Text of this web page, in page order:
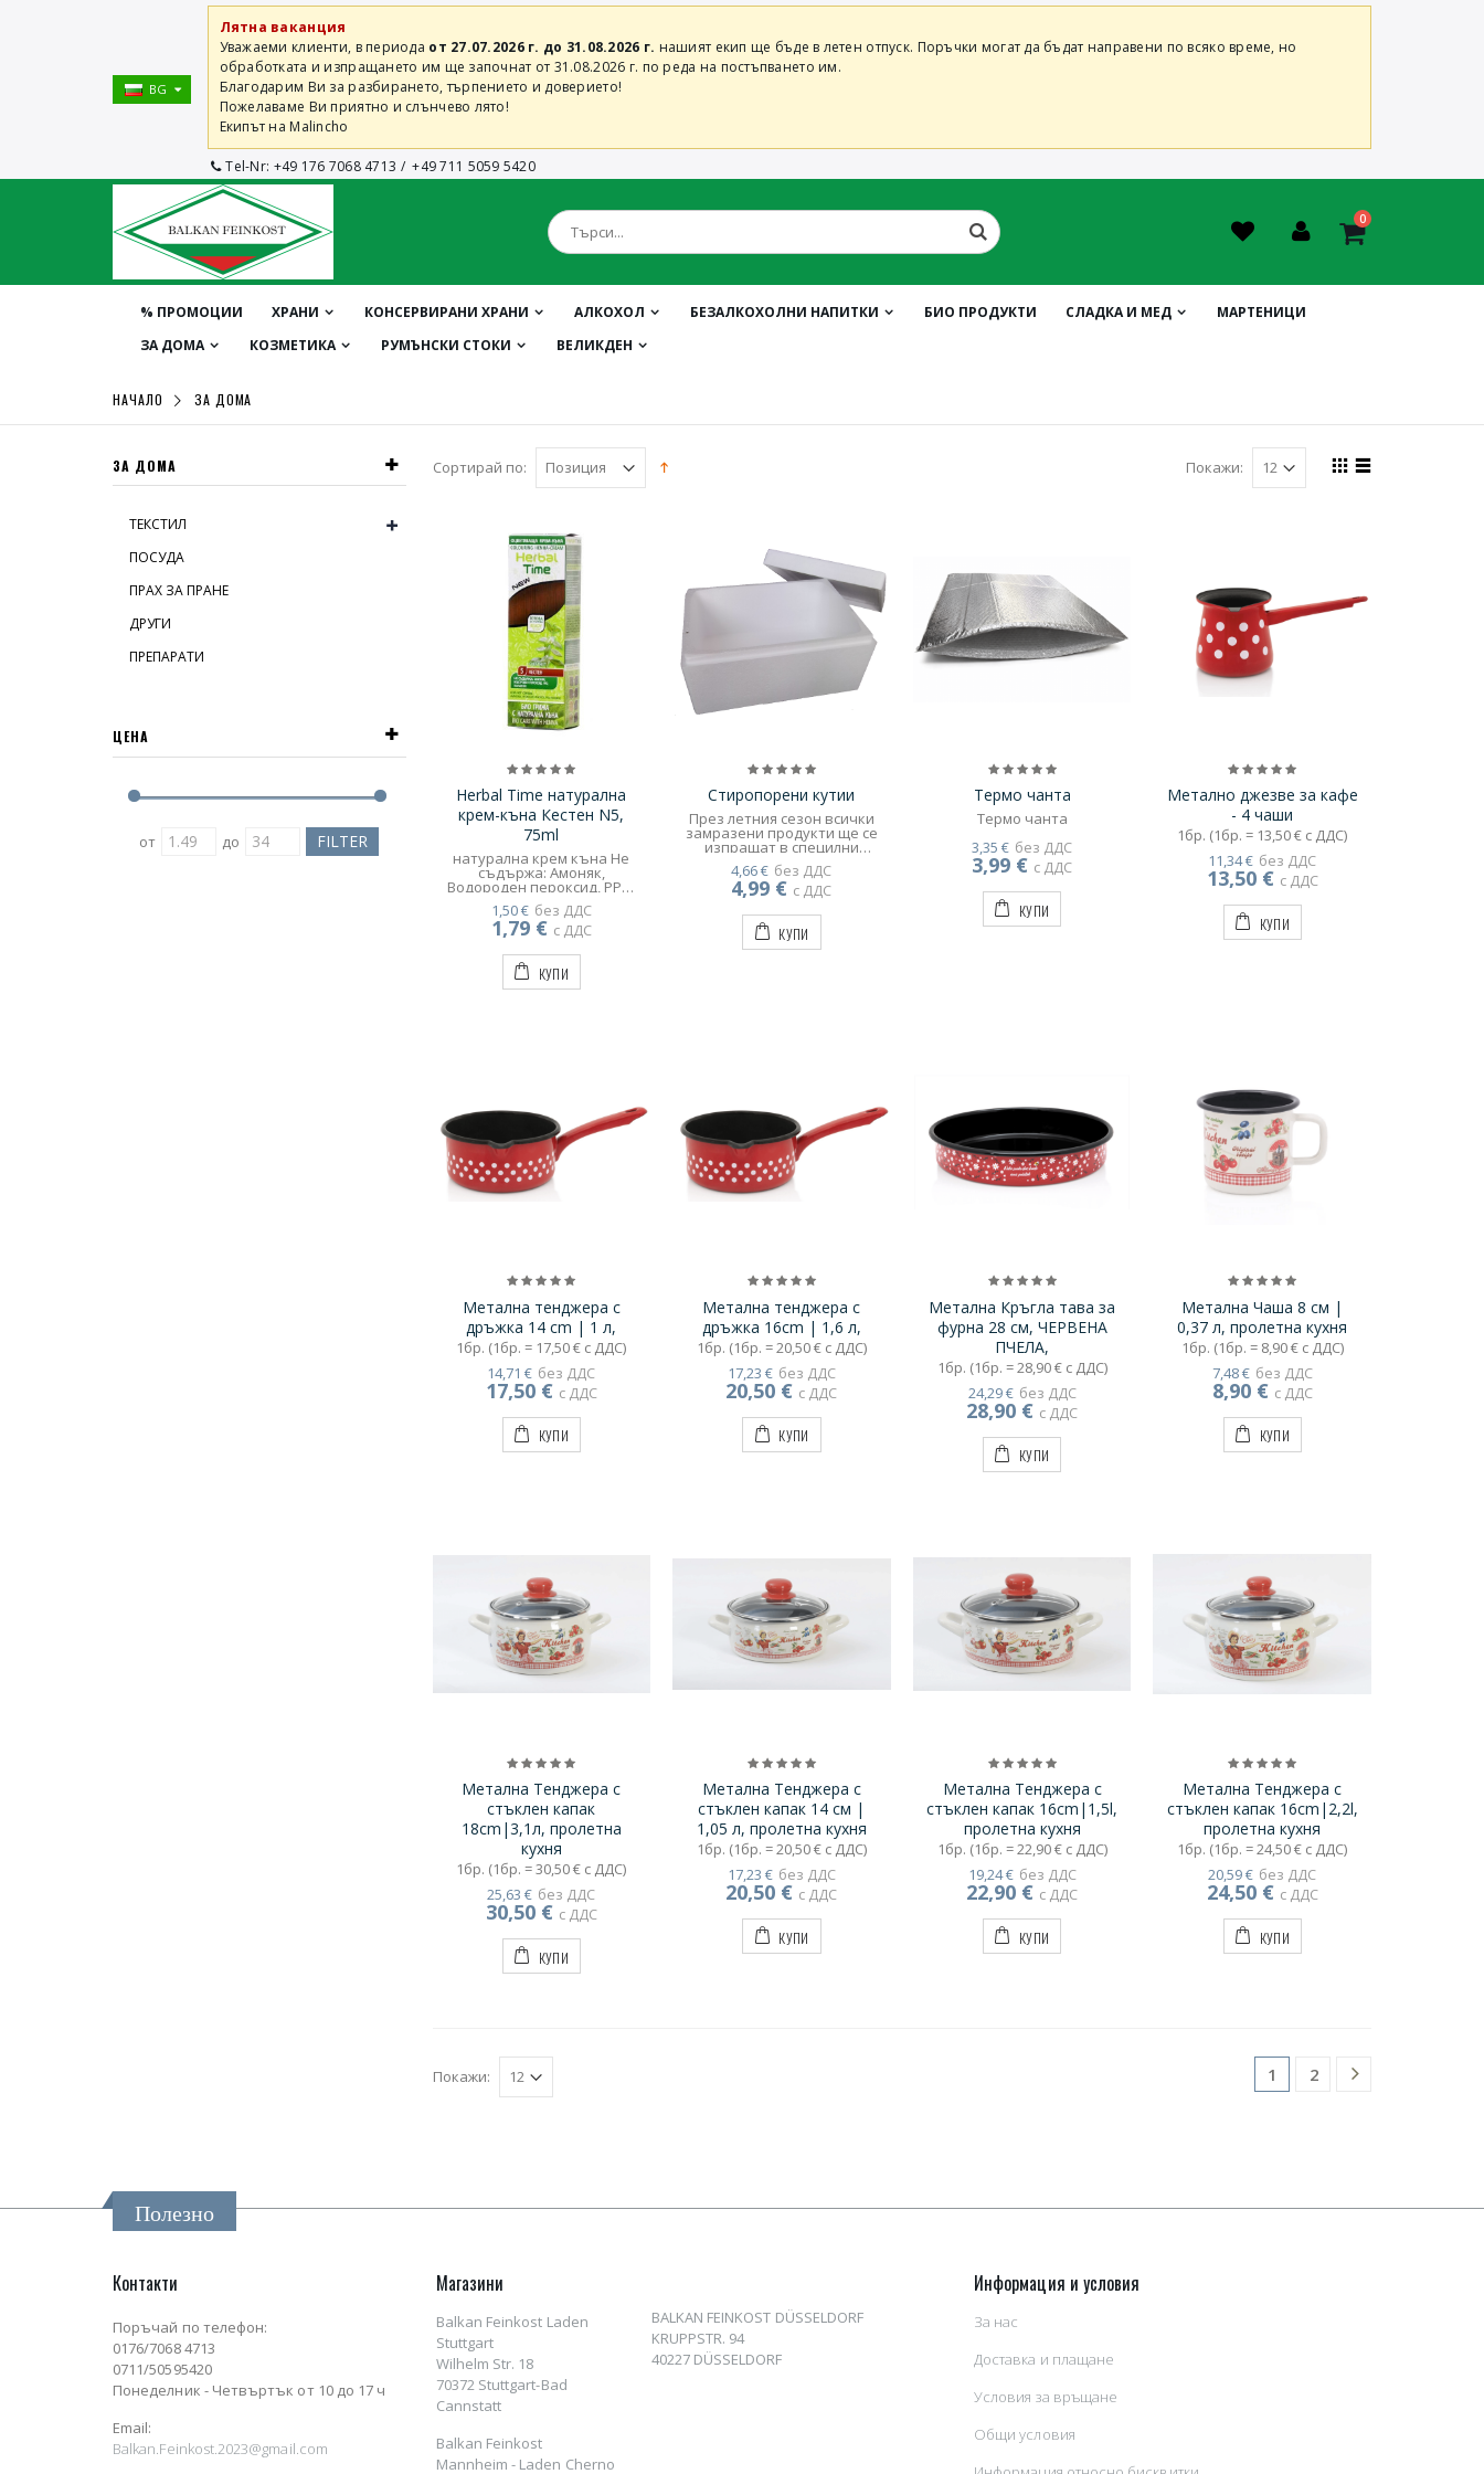
BG
Лятна ваканция
Уважаеми клиенти, в периода от 27.07.2026 г. до 31.08.2026 г. нашият екип ще бъде в летен отпуск. Поръчки могат да бъдат направени по всяко време, но
обработката и изпращането им ще започнат от 31.08.2026 г. по реда на постъпването им.
Благодарим Ви за разбирането, търпението и доверието!
Пожелаваме Ви приятно и слънчево лято!
Екипът на Malincho
Tel-Nr: +49 176 7068 4713 /+49 711 5059 5420
0
% ПРОМОЦИИ ХРАНИ КОНСЕРВИРАНИ ХРАНИ АЛКОХОЛ БЕЗАЛКОХОЛНИ НАПИТКИ БИО ПРОДУКТИ СЛАДКА И МЕД
МАРТЕНИЦИ
ЗА ДОМА
КОЗМЕТИКА РУМЪНСКИ СТОКИ ВЕЛИКДЕН
НАЧАЛО ЗА ДОМА
Сортирай по: Покажи:
Herbal Time натурална
крем-къна Кестен N5,
75ml
натурална крем къна Не
съдържа: Амоняк,
Водороден пероксид, PPD,
Парабени, Следвайте
инструкциите за употреба,
които се намират в
опаковката на продукта.
без ДДС
1,50 €
с ДДС
1,79 €
КУПИ
Стиропорени кутии
През летния сезон всички
замразени продукти ще се
изпращат в специлни
опаковки снабдени със
специлни фризерни
пакети, които задържат
продуктите в добро
състояние по време на
транспортирането им.!
без ДДС
4,66 €
с ДДС
4,99 €
КУПИ
Термо чанта
Термо чанта
без ДДС
3,35 €
с ДДС
3,99 €
КУПИ
Метално джезве за кафе
- 4 чаши
1бр. (1бр. = 13,50 € с ДДС)
без ДДС
11,34 €
с ДДС
13,50 €
КУПИ
Метална тенджера с
дръжка 14 cm | 1 л,
1бр. (1бр. = 17,50 € с ДДС)
без ДДС
14,71 €
с ДДС
17,50 €
КУПИ
Метална тенджера с
дръжка 16cm | 1,6 л,
1бр. (1бр. = 20,50 € с ДДС)
без ДДС
17,23 €
с ДДС
20,50 €
КУПИ
Метална Кръгла тава за
фурна 28 см, ЧЕРВЕНА
ПЧЕЛА,
1бр. (1бр. = 28,90 € с ДДС)
без ДДС
24,29 €
с ДДС
28,90 €
КУПИ
Метална Чаша 8 см |
0,37 л, пролетна кухня
1бр. (1бр. = 8,90 € с ДДС)
без ДДС
7,48 €
с ДДС
8,90 €
КУПИ
Метална Тенджера с
стъклен капак
18cm|3,1л, пролетна
кухня
1бр. (1бр. = 30,50 € с ДДС)
без ДДС
25,63 €
с ДДС
30,50 €
КУПИ
Метална Тенджера с
стъклен капак 14 см |
1,05 л, пролетна кухня
1бр. (1бр. = 20,50 € с ДДС)
без ДДС
17,23 €
с ДДС
20,50 €
КУПИ
Метална Тенджера с
стъклен капак 16cm|1,5l,
пролетна кухня
1бр. (1бр. = 22,90 € с ДДС)
без ДДС
19,24 €
с ДДС
22,90 €
КУПИ
Метална Тенджера с
стъклен капак 16cm|2,2l,
пролетна кухня
1бр. (1бр. = 24,50 € с ДДС)
без ДДС
20,59 €
с ДДС
24,50 €
КУПИ
1 2
Покажи:
ЗА ДОМА
ТЕКСТИЛ
ПОСУДА
ПРАХ ЗА ПРАНЕ
ДРУГИ
ПРЕПАРАТИ
ЦЕНА
от до
Полезно
Контакти
Поръчай по телефон:
0176/7068 4713
0711/50595420
Понеделник - Четвъртък от 10 до 17 ч
Email:
Balkan.Feinkost.2023@gmail.com
Магазини
Balkan Feinkost Laden
Stuttgart
Wilhelm Str. 18
70372 Stuttgart-Bad
Cannstatt
Balkan Feinkost
Mannheim - Laden Cherno
BALKAN FEINKOST DÜSSELDORF
KRUPPSTR. 94
40227 DÜSSELDORF
Информация и условия
За нас
Доставка и плащане
Условия за връщане
Общи условия